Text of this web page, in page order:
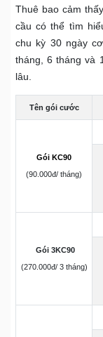
Thuê bao cảm
cầu có thể tìm
chu kỳ 30 ngày
tháng, 6 tháng và
lâu.
Tên gói cước
Gói KC90
(90.000đ/ tháng)
Gói 3KC90
(270.000đ/ 3 tháng)